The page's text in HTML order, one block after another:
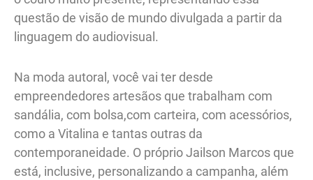
questão de visão de mundo divulgada a partir da
linguagem do audiovisual.
Na moda autoral, você vai ter desde
empreendedores artesãos que trabalham com
sandália, com bolsa,com carteira, com acessórios,
como a Vitalina e tantas outras da
contemporaneidade. O próprio Jailson Marcos que
está, inclusive, personalizando a campanha, além